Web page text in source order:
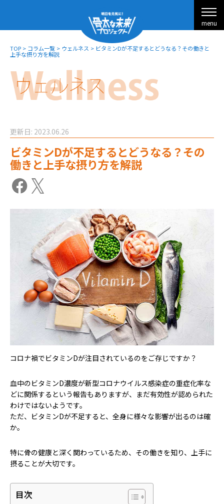
menu
TOP > コラム一覧 > ウェルネス > ビタミンDが不足するとどうなる？その働きと
上手な摂り方を解説
更新日: 2023.06.26
ビタミンDが不足するとどうなる？その
働きと上手な摂り方を解説
コロナ禍でビタミンDが注目されているのをご存じですか？
血中のビタミンD濃度が新型コロナウイルス感染症の重症化率な
どに関係するという報告もありますが、まだ有効性が認められた
わけではないようです。
ただ、ビタミンDが不足すると、全身に様々な影響が出るのは確
か。
特に骨の健康と深く関わっているため、その働きを知り、上手に
摂ることが大切です。
目次